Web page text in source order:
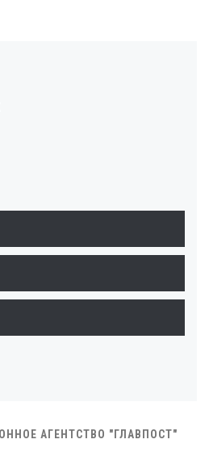
АГЕНТСТВО "ГЛАВПОСТ"